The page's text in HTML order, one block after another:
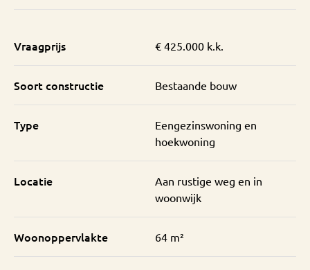
Vraagprijs € 425.000 k.k.
Soort constructie Bestaande bouw
Type
Eengezinswoning en
hoekwoning
Locatie
Aan rustige weg en in
woonwijk
Woonoppervlakte 64 m²